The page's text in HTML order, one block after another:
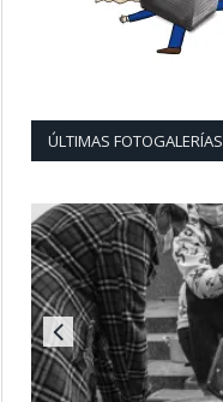
ÚLTIMAS FOTOGALERÍAS